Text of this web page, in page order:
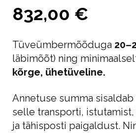
832,00 €
Tüveümbermõõduga
läbimõõt) ning
kõrge, ühetüveline.
Annetuse summa
selle transporti,
ja tähisposti paigaldust.